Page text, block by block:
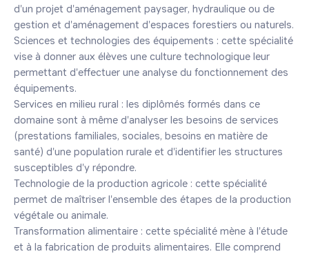
d'un projet d'aménagement paysager, hydraulique ou de
gestion et d'aménagement d'espaces forestiers ou naturels.
Sciences et technologies des équipements : cette spécialité
vise à donner aux élèves une culture technologique leur
permettant d'effectuer une analyse du fonctionnement des
équipements.
Services en milieu rural : les diplômés formés dans ce
domaine sont à même d'analyser les besoins de services
(prestations familiales, sociales, besoins en matière de
santé) d'une population rurale et d'identifier les structures
susceptibles d'y répondre.
Technologie de la production agricole : cette spécialité
permet de maîtriser l'ensemble des étapes de la production
végétale ou animale.
Transformation alimentaire : cette spécialité mène à l'étude
et à la fabrication de produits alimentaires. Elle comprend